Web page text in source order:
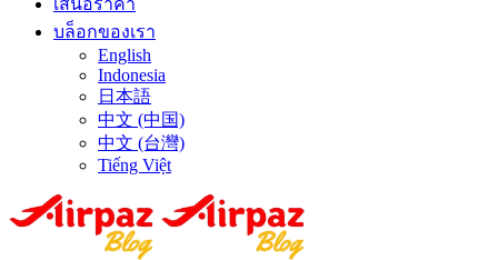
เสนอราคา
บล็อกของเรา
English
Indonesia
日本語
中文 (中国)
中文 (台灣)
Tiếng Việt